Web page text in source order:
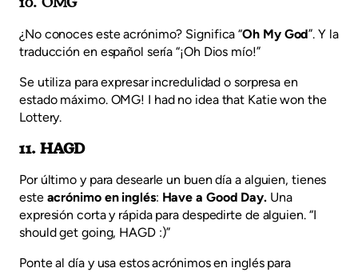
¿No conoces este acrónimo? Significa “Oh My God”. Y la
traducción en español sería “¡Oh Dios mío!”
Se utiliza para expresar incredulidad o sorpresa en
estado máximo. OMG! I had no idea that Katie won the
Lottery.
11. HAGD
Por último y para desearle un buen día a alguien, tienes
este acrónimo en inglés: Have a Good Day. Una
expresión corta y rápida para despedirte de alguien. “I
should get going, HAGD :)”
Ponte al día y usa estos acrónimos en inglés para